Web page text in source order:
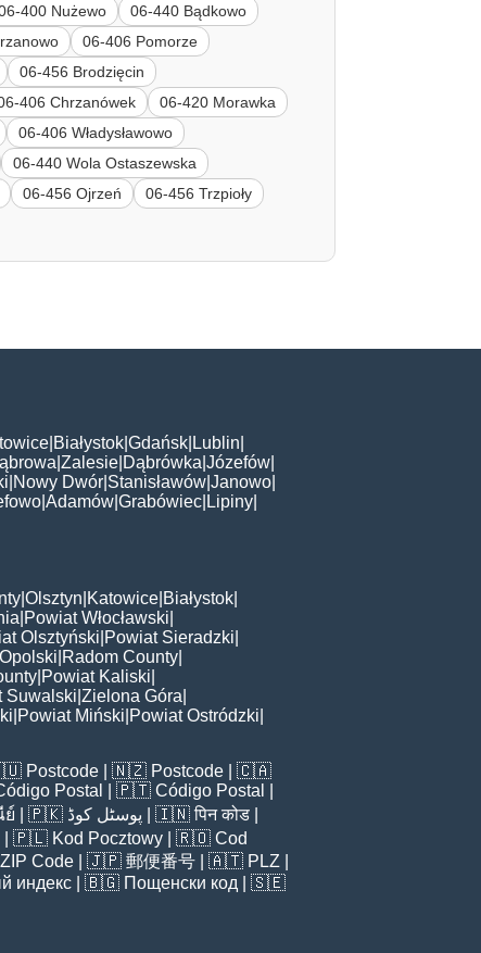
400 Nużewo
06-440 Bądkowo
06-406 Pomorze
06-456 Brodzięcin
406 Chrzanówek
06-420 Morawka
06-406 Władysławowo
06-440 Wola Ostaszewska
06-456 Ojrzeń
06-456 Trzpioły
Białystok Gdańsk Lublin
Zalesie Dąbrówka Józefów
Nowy Dwór Stanisławów Janowo
Adamów Grabówiec Lipiny
Olsztyn Katowice Białystok
Powiat Włocławski
Olsztyński Powiat Sieradzki
Radom County
Powiat Kaliski
Suwalski Zielona Góra
Powiat Miński Powiat Ostródzki
Postcode | 🇳🇿 Postcode | 🇨🇦
Postal | 🇵🇹 Código Postal
ย์ | 🇵🇰 پوسٹل کوڈ | 🇮🇳पिन कोड
| 🇵🇱 Kod Pocztowy | 🇷🇴 Cod
ZIP Code | 🇯🇵 郵便番号 | 🇦🇹 PLZ
индекс | 🇧🇬 Пощенски код | 🇸🇪